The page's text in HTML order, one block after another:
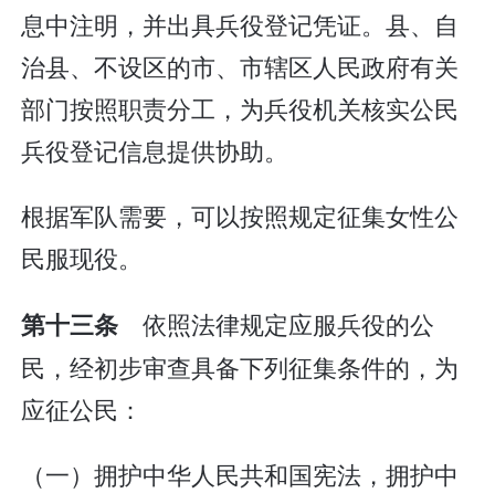
息中注明，并出具兵役登记凭证。县、自
治县、不设区的市、市辖区人民政府有关
部门按照职责分工，为兵役机关核实公民
兵役登记信息提供协助。
根据军队需要，可以按照规定征集女性公
民服现役。
第十三条 依照法律规定应服兵役的公
民，经初步审查具备下列征集条件的，为
应征公民：
（一）拥护中华人民共和国宪法，拥护中